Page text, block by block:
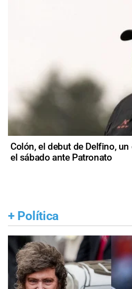
Colón, el debut de Delfino,
el sábado ante Patronato
+ Política